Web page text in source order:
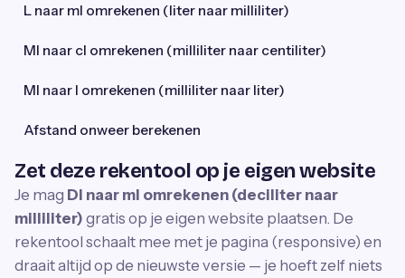
L naar ml omrekenen (liter naar milliliter)
Ml naar cl omrekenen (milliliter naar centiliter)
Ml naar l omrekenen (milliliter naar liter)
Afstand onweer berekenen
Zet deze rekentool op je eigen website
Je mag Dl naar ml omrekenen (deciliter naar
milliliter) gratis op je eigen website plaatsen. De
rekentool schaalt mee met je pagina (responsive) en
draait altijd op de nieuwste versie — je hoeft zelf niets